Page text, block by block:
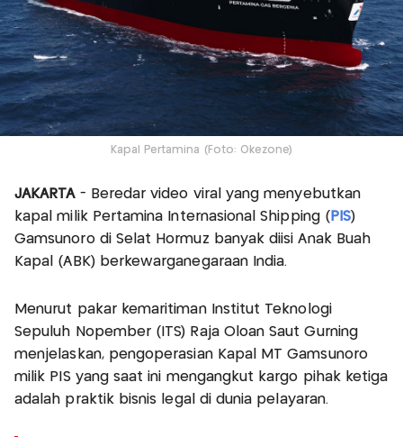
Kapal Pertamina (Foto: Okezone)
JAKARTA- Beredar video viral yang menyebutkan
kapal milik Pertamina Internasional Shipping ( PIS)
Gamsunoro di Selat Hormuz banyak diisi Anak Buah
Kapal (ABK) berkewarganegaraan India.
Menurut pakar kemaritiman Institut Teknologi
Sepuluh Nopember (ITS) Raja Oloan Saut Gurning
menjelaskan, pengoperasian Kapal MT Gamsunoro
milik PIS yang saat ini mengangkut kargo pihak ketiga
adalah praktik bisnis legal di dunia pelayaran.